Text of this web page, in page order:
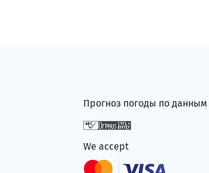
Прогноз погоды по данным
We accept